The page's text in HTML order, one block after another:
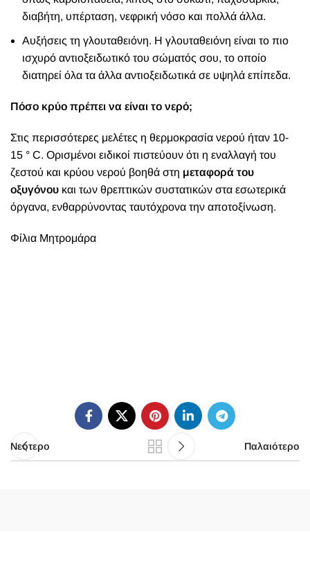
διαβήτη, υπέρταση, νεφρική νόσο και πολλά άλλα.
Αυξήσεις τη γλουταθειόνη. Η γλουταθειόνη είναι το πιο
ισχυρό αντιοξειδωτικό του σώματός σου, το οποίο
διατηρεί όλα τα άλλα αντιοξειδωτικά σε υψηλά επίπεδα.
Πόσο κρύο πρέπει να είναι το νερό;
Στις περισσότερες μελέτες η θερμοκρασία νερού ήταν 10-
15 ° C. Ορισμένοι ειδικοί πιστεύουν ότι η εναλλαγή του
ζεστού και κρύου νερού βοηθά στη μεταφορά του
οξυγόνου και των θρεπτικών συστατικών στα εσωτερικά
όργανα, ενθαρρύνοντας ταυτόχρονα την αποτοξίνωση.
Φίλια Μητρομάρα
Νεότερο Παλαιότερο